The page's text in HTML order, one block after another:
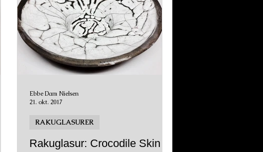
Rakuglasur: Crocodile Skin
RAKUGLASURER
Ebbe Dam Nielsen
21. okt. 2017